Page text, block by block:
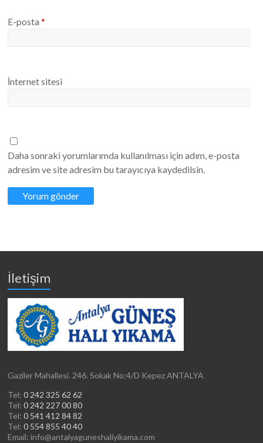
E-posta*
İnternet sitesi
Daha sonraki yorumlarımda kullanılması için adım, e-posta
adresim ve site adresim bu tarayıcıya kaydedilsin.
İletişim
Gaziler Mahallesi. 246. Sokak No:4/D Kepez ANTALYA
Tel:0 242 325 62 62
Tel:0 242 227 00 80
Tel:0 541 412 84 82
Tel:0 554 855 40 40
Email: info@antalyaguneshaliyikama.com